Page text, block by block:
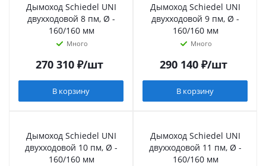
Дымоход Schiedel UNI
двухходовой 8 пм, Ø -
160/160 мм
Много
270 310₽/шт
В корзину
Дымоход Schiedel UNI
двухходовой 9 пм, Ø -
160/160 мм
Много
290 140₽/шт
В корзину
Дымоход Schiedel UNI
двухходовой 10 пм, Ø -
160/160 мм
Дымоход Schiedel UNI
двухходовой 11 пм, Ø -
160/160 мм